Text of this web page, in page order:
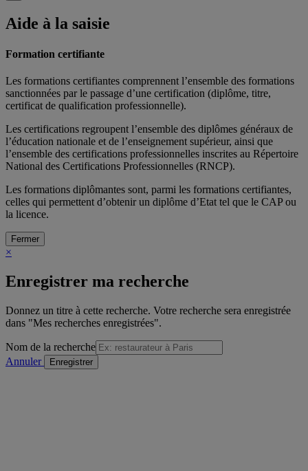
Aide à la saisie
Formation certifiante
Les formations certifiantes comprennent l’ensemble des formations
sanctionnées par le passage d’une certification (diplôme, titre,
certificat de qualification professionnelle).
Les certifications regroupent l’ensemble des diplômes généraux de
l’éducation nationale et de l’enseignement supérieur, ainsi que
l’ensemble des certifications professionnelles inscrites au Répertoire
National des Certifications Professionnelles (RNCP).
Les formations diplômantes sont, parmi les formations certifiantes,
celles qui permettent d’obtenir un diplôme d’Etat tel que le CAP ou
la licence.
Fermer
×
Enregistrer ma recherche
Donnez un titre à cette recherche. Votre recherche sera enregistrée
dans "Mes recherches enregistrées".
Nom de la recherche
Annuler